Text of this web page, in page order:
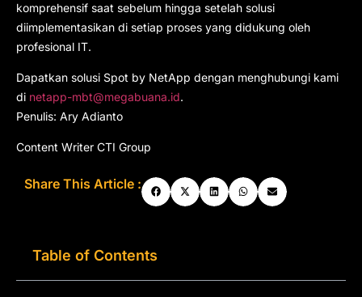
komprehensif saat sebelum hingga setelah solusi
diimplementasikan di setiap proses yang didukung oleh
profesional IT.
Dapatkan solusi Spot by NetApp dengan menghubungi kami
di netapp-mbt@megabuana.id.
Penulis: Ary Adianto
Content Writer CTI Group
Share This Article :
Table of Contents